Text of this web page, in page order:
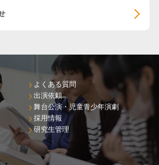
よくある質問
出演依頼
舞台公演・児童青少年演劇
採用情報
研究生管理